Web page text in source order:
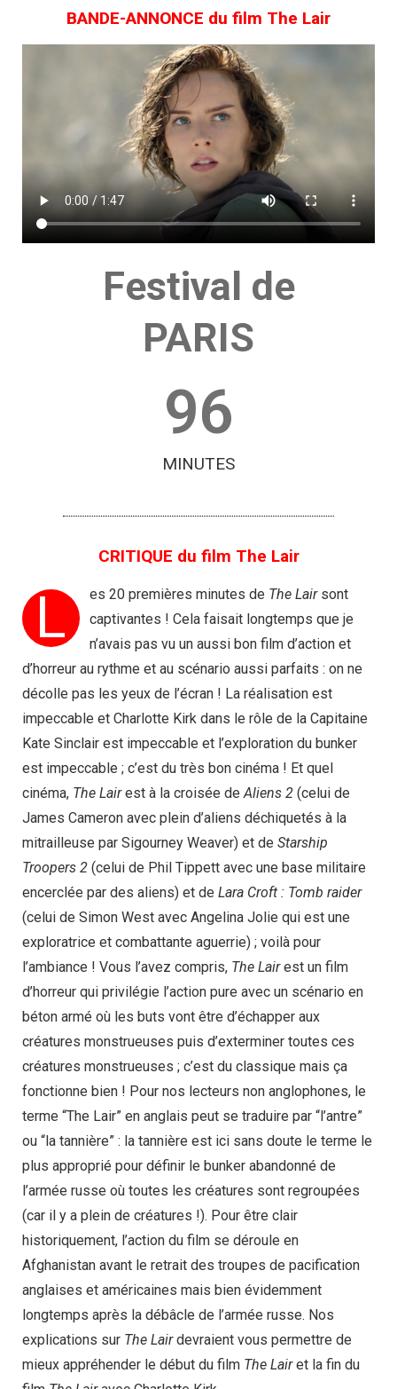
BANDE-ANNONCE du film The Lair
Festival de
PARIS
96
MINUTES
CRITIQUE du film The Lair
L es 20 premières minutes de The Lairsont
captivantes ! Cela faisait longtemps que je
n’avais pas vu un aussi bon film d’action et
d’horreur au rythme et au scénario aussi parfaits : on ne
décolle pas les yeux de l’écran ! La réalisation est
impeccable et Charlotte Kirk dans le rôle de la Capitaine
Kate Sinclair est impeccable et l’exploration du bunker
est impeccable ; c’est du très bon cinéma ! Et quel
cinéma, The Lairest à la croisée deAliens 2 (celui de
James Cameron avec plein d’aliens déchiquetés à la
mitrailleuse par Sigourney Weaver) et de Starship
Troopers 2 (celui de Phil Tippett avec une base militaire
encerclée par des aliens) et de Lara Croft : Tomb raider
(celui de Simon West avec Angelina Jolie qui est une
exploratrice et combattante aguerrie) ; voilà pour
l’ambiance ! Vous l’avez compris, The Lairest un film
d’horreur qui privilégie l’action pure avec un scénario en
béton armé où les buts vont être d’échapper aux
créatures monstrueuses puis d’exterminer toutes ces
créatures monstrueuses ; c’est du classique mais ça
fonctionne bien ! Pour nos lecteurs non anglophones, le
terme “The Lair” en anglais peut se traduire par “l’antre”
ou “la tannière” : la tannière est ici sans doute le terme le
plus approprié pour définir le bunker abandonné de
l’armée russe où toutes les créatures sont regroupées
(car il y a plein de créatures !). Pour être clair
historiquement, l’action du film se déroule en
Afghanistan avant le retrait des troupes de pacification
anglaises et américaines mais bien évidemment
longtemps après la débâcle de l’armée russe. Nos
explications sur The Lairdevraient vous permettre de
mieux appréhender le début du film The Lairet la fin du